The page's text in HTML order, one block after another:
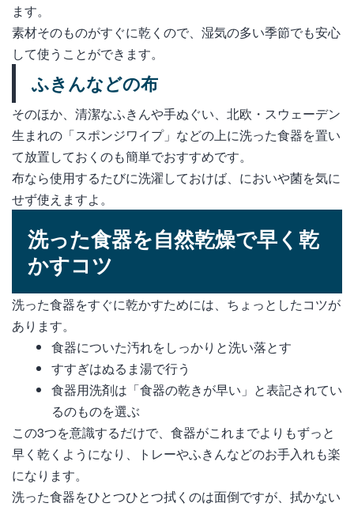
ます。
素材そのものがすぐに乾くので、湿気の多い季節でも安心
して使うことができます。
ふきんなどの布
そのほか、清潔なふきんや手ぬぐい、北欧・スウェーデン
生まれの「スポンジワイプ」などの上に洗った食器を置い
て放置しておくのも簡単でおすすめです。
布なら使用するたびに洗濯しておけば、においや菌を気に
せず使えますよ。
洗った食器を自然乾燥で早く乾
かすコツ
洗った食器をすぐに乾かすためには、ちょっとしたコツが
あります。
食器についた汚れをしっかりと洗い落とす
すすぎはぬるま湯で行う
食器用洗剤は「食器の乾きが早い」と表記されてい
るのものを選ぶ
この3つを意識するだけで、食器がこれまでよりもずっと
早く乾くようになり、トレーやふきんなどのお手入れも楽
になります。
洗った食器をひとつひとつ拭くのは面倒ですが、拭かない